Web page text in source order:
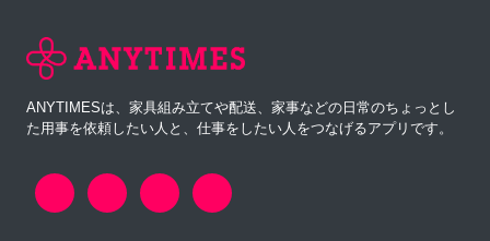
ANYTIMESは、家具組み立てや配送、家事などの日常のちょっとし
た用事を依頼したい人と、仕事をしたい人をつなげるアプリです。